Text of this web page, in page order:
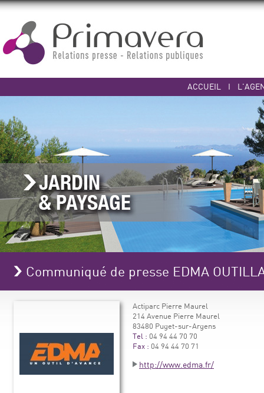
ACCUEIL I
Communiqué de presse EDMA
Actiparc Pierre Maurel
214 Avenue Pierre Maurel
83480 Puget-sur-Argens
Tel : 04 94 44 70 70
Fax : 04 94 44 70 71
http://www.edma.fr/